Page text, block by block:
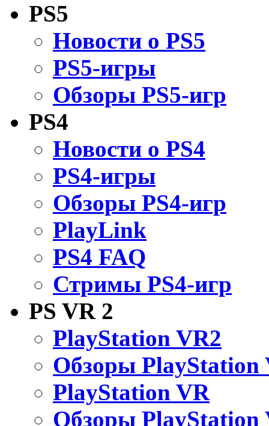
PS5
Новости о PS5
PS5-игры
Обзоры PS5-игр
PS4
Новости о PS4
PS4-игры
Обзоры PS4-игр
PlayLink
PS4 FAQ
Стримы PS4-игр
PS VR 2
PlayStation VR2
Обзоры PlayStation
PlayStation VR
Обзоры PlayStation